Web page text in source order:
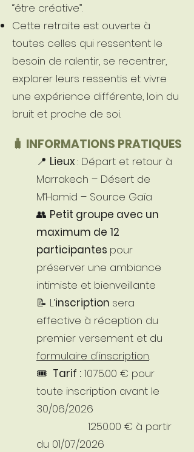
“être créative”.
Cette retraite est ouverte à
toutes celles qui ressentent le
besoin de ralentir, se recentrer,
explorer leurs ressentis et vivre
une expérience différente, loin du
bruit et proche de soi.
🧳 INFORMATIONS PRATIQUES
📍 Lieux : Départ et retour à
Marrakech – Désert de
M’Hamid – Source Gaïa
👥 Petit groupe avec un
maximum de 12
participantes pour
préserver une ambiance
intimiste et bienveillante
📝 L’inscription sera
effective à réception du
premier versement et du
formulaire d'inscription.
🎟️ Tarif : 1075.00 € pour
toute inscription avant le
30/06/2026
1250.00 € à partir
du 01/07/2026